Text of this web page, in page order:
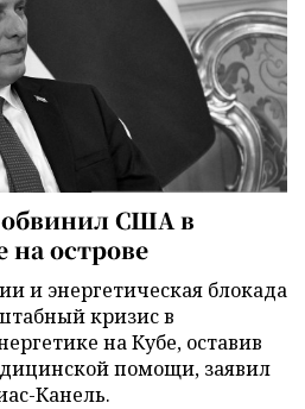
США в
на острове
и энергетическая блокада
кризис в
на Кубе, оставив
помощи, заявил
Канель.